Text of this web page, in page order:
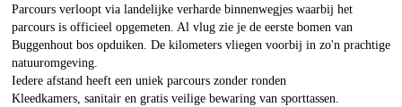
Parcours verloopt via landelijke verharde binnenwegjes waarbij het
parcours is officieel opgemeten. Al vlug zie je de eerste bomen van
Buggenhout bos opduiken. De kilometers vliegen voorbij in zo'n prachtige
natuuromgeving.
Iedere afstand heeft een uniek parcours zonder ronden
Kleedkamers, sanitair en gratis veilige bewaring van sporttassen.